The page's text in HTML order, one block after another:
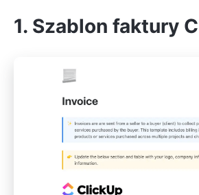
1. Szablon faktury